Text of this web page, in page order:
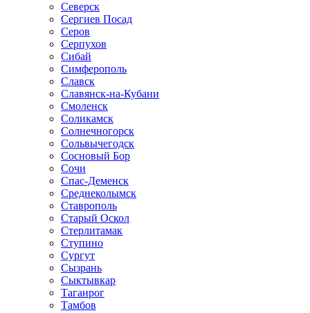
Северск
Сергиев Посад
Серов
Серпухов
Сибай
Симферополь
Славск
Славянск-на-Кубани
Смоленск
Соликамск
Солнечногорск
Сольвычегодск
Сосновый Бор
Сочи
Спас-Деменск
Среднеколымск
Ставрополь
Старый Оскол
Стерлитамак
Ступино
Сургут
Сызрань
Сыктывкар
Таганрог
Тамбов